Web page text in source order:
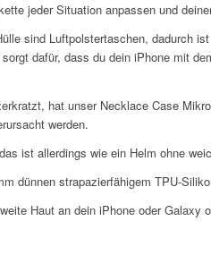
jeder Situation anpassen und
sind Luftpolstertaschen, dadurch
dafür, dass du dein iPhone mit
hat unser Necklace Case
werden.
ist allerdings wie ein Helm ohne
dünnen strapazierfähigem TPU-
Haut an dein iPhone oder